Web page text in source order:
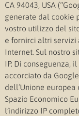
CA 94043, USA
generate dal cookie
vostro utilizzo del
e fornirci altri servizi
Internet. Sul nostro
IP. Di conseguenza,
accorciato da
dell’Unione europea
Spazio Economico
l’indirizzo IP